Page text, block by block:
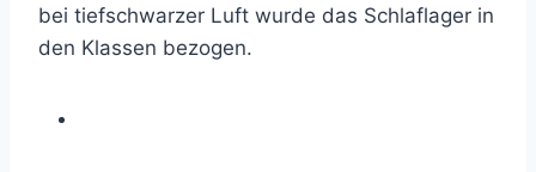
bei tiefschwarzer Luft wurde das Schlaflager in
den Klassen bezogen.